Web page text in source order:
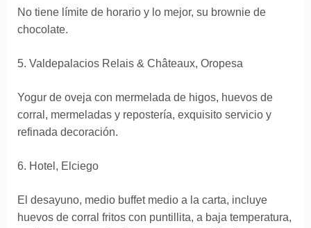
No tiene límite de horario y lo mejor, su brownie de
chocolate.
5. Valdepalacios Relais & Châteaux, Oropesa
Yogur de oveja con mermelada de higos, huevos de
corral, mermeladas y repostería, exquisito servicio y
refinada decoración.
6. Hotel, Elciego
El desayuno, medio buffet medio a la carta, incluye
huevos de corral fritos con puntillita, a baja temperatura,